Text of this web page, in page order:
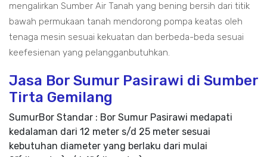
mengalirkan Sumber Air Tanah yang bening bersih dari titik
bawah permukaan tanah mendorong pompa keatas oleh
tenaga mesin sesuai kekuatan dan berbeda-beda sesuai
keefesienan yang pelangganbutuhkan.
Jasa Bor Sumur Pasirawi di Sumber
Tirta Gemilang
SumurBor Standar : Bor Sumur Pasirawi medapati
kedalaman dari 12 meter s/d 25 meter sesuai
kebutuhan diameter yang berlaku dari mulai